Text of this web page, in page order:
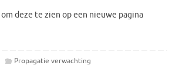
deze te zien op een nieuwe pagina
Propagatie verwachting